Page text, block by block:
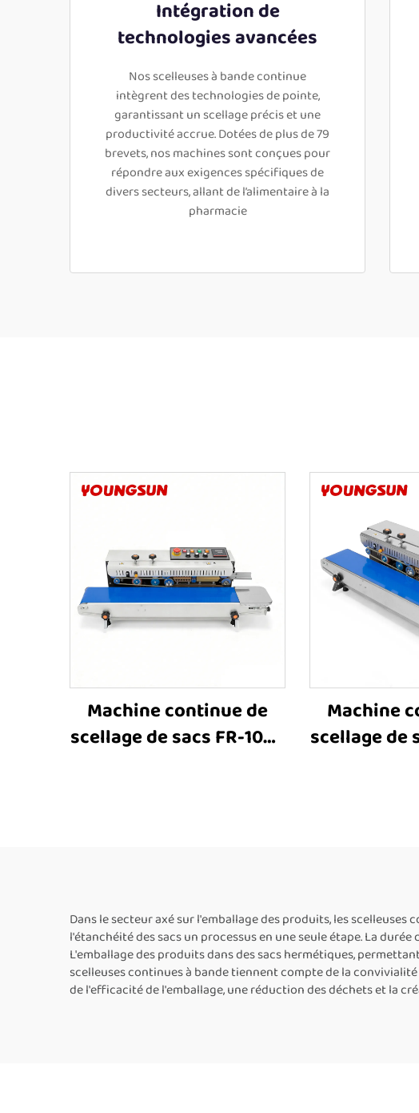
Intégration de
technologies avancées
Nos scelleuses à bande continue
intègrent des technologies de pointe,
garantissant un scellage précis et une
productivité accrue. Dotées de plus de 79
brevets, nos machines sont conçues pour
répondre aux exigences spécifiques de
divers secteurs, allant de l’alimentaire à la
pharmacie
Machine continue de
scellage de sacs FR-1000
papier kraft
Machine
scellage de
Dans le secteur axé sur l'emballage des produits, les
l'étanchéité des sacs un processus en une seule étape. La
L'emballage des produits dans des sacs hermétiques,
scelleuses continues à bande tiennent compte de la
de l'efficacité de l'emballage, une réduction des déchets et la